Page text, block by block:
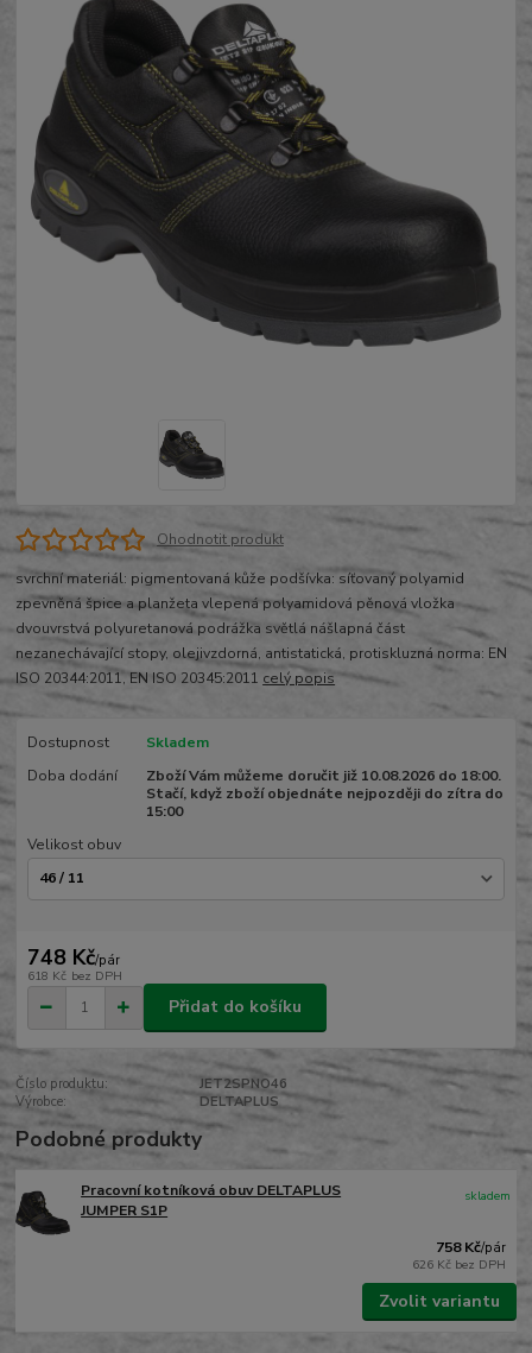
Ohodnotit produkt
svrchní materiál: pigmentovaná kůže podšívka: síťovaný polyamid
zpevněná špice a planžeta vlepená polyamidová pěnová vložka
dvouvrstvá polyuretanová podrážka světlá nášlapná část
nezanechávající stopy, olejivzdorná, antistatická, protiskluzná norma: EN
ISO 20344:2011, EN ISO 20345:2011 celý popis
Dostupnost
Skladem
Doba dodání
Zboží Vám můžeme doručit již 10.08.2026 do 18:00.
Stačí, když zboží objednáte nejpozději do zítra do
15:00
Velikost obuv
748 Kč/pár
618 Kč bez DPH
Přidat do košíku
Číslo produktu:
JET2SPNO46
Výrobce:
DELTAPLUS
Podobné produkty
Pracovní kotníková obuv DELTAPLUS
JUMPER S1P
758 Kč/pár
626 Kč bez DPH
skladem
Zvolit variantu